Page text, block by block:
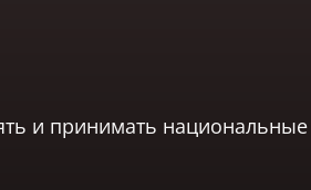
и принимать